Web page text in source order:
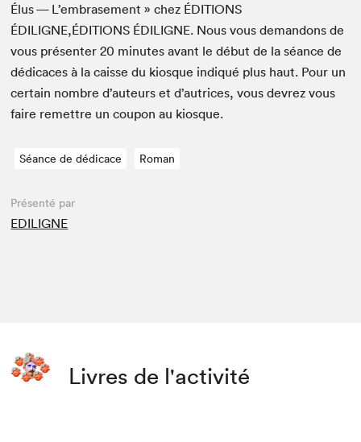
Élus — L’em­brase­ment » chez ÉDI­TIONS
ÉDILIGNE,ÉDITIONS ÉDILIGNE. Nous vous deman­dons de
vous présen­ter20 min­utes avant le début de la séance de
dédi­caces à la caisse du kiosque indiqué plus haut. Pour un
cer­tain nom­bre d’auteurs et d’autrices, vous devrez vous
faire remet­tre un coupon au kiosque.
Séance de dédicace Roman
Présenté par
EDILIGNE
Livres de l'activité